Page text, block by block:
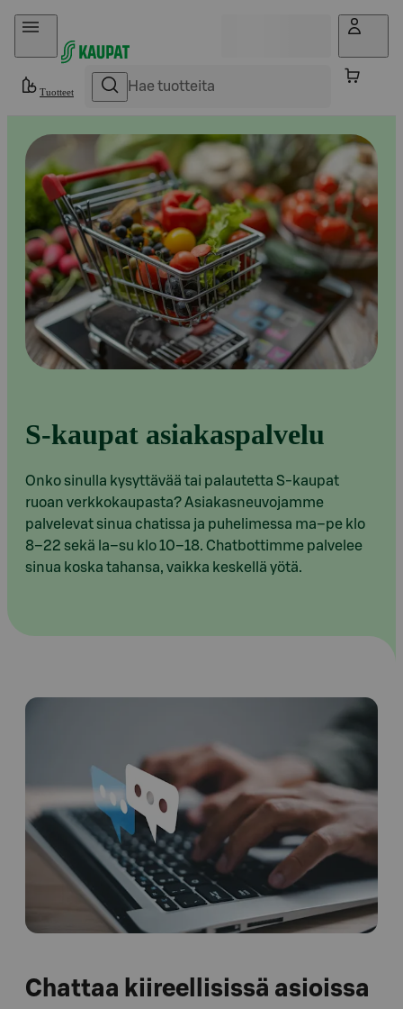
Hyppää sisältöön
Tuotteet
S-kaupat asiakaspalvelu
Onko sinulla kysyttävää tai palautetta S-kaupat
ruoan verkkokaupasta? Asiakasneuvojamme
palvelevat sinua chatissa ja puhelimessa ma–pe klo
8–22 sekä la–su klo 10–18. Chatbottimme palvelee
sinua koska tahansa, vaikka keskellä yötä.
Chattaa kiireellisissä asioissa